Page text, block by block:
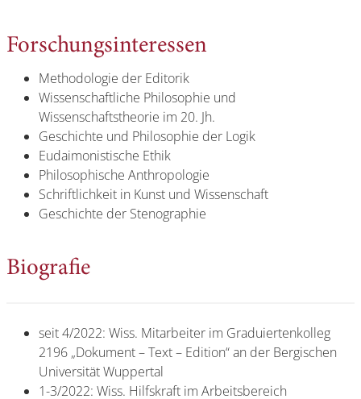
Forschungsinteressen
Methodologie der Editorik
Wissenschaftliche Philosophie und
Wissenschaftstheorie im 20. Jh.
Geschichte und Philosophie der Logik
Eudaimonistische Ethik
Philosophische Anthropologie
Schriftlichkeit in Kunst und Wissenschaft
Geschichte der Stenographie
Biografie
seit 4/2022: Wiss. Mitarbeiter im Graduiertenkolleg
2196 „Dokument – Text – Edition“ an der Bergischen
Universität Wuppertal
1-3/2022: Wiss. Hilfskraft im Arbeitsbereich